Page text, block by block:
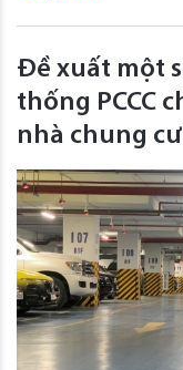
Đề xuất một
thống PCCC
nhà chung cư